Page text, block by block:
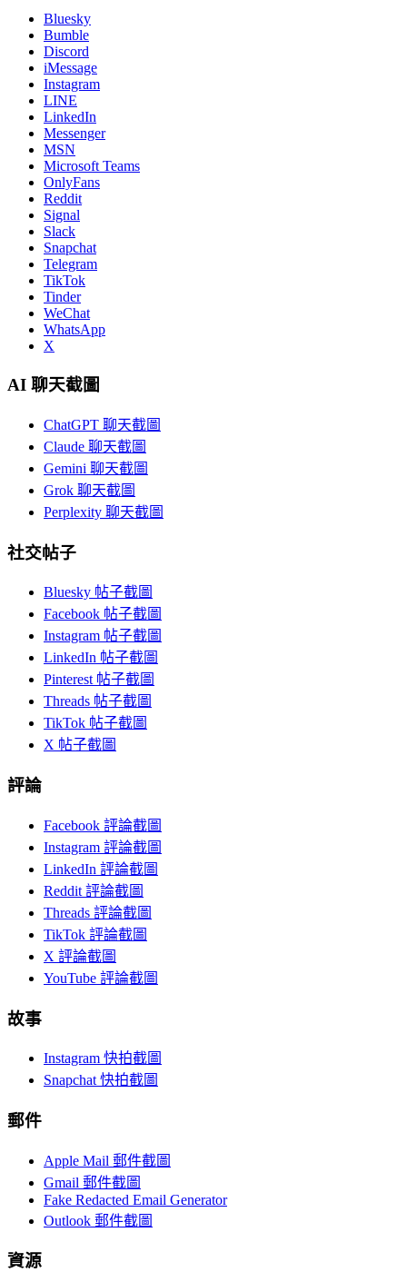
Bluesky
Bumble
Discord
iMessage
Instagram
LINE
LinkedIn
Messenger
MSN
Microsoft Teams
OnlyFans
Reddit
Signal
Slack
Snapchat
Telegram
TikTok
Tinder
WeChat
WhatsApp
X
AI 聊天截圖
ChatGPT 聊天截圖
Claude 聊天截圖
Gemini 聊天截圖
Grok 聊天截圖
Perplexity 聊天截圖
社交帖子
Bluesky 帖子截圖
Facebook 帖子截圖
Instagram 帖子截圖
LinkedIn 帖子截圖
Pinterest 帖子截圖
Threads 帖子截圖
TikTok 帖子截圖
X 帖子截圖
評論
Facebook 評論截圖
Instagram 評論截圖
LinkedIn 評論截圖
Reddit 評論截圖
Threads 評論截圖
TikTok 評論截圖
X 評論截圖
YouTube 評論截圖
故事
Instagram 快拍截圖
Snapchat 快拍截圖
郵件
Apple Mail 郵件截圖
Gmail 郵件截圖
Fake Redacted Email Generator
Outlook 郵件截圖
資源